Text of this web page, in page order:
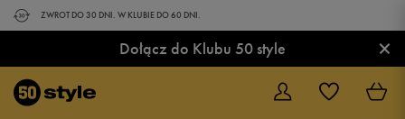
ZWROT DO 30 DNI. W KLUBIE DO 60 DNI.
Dołącz do Klubu 50 style ×